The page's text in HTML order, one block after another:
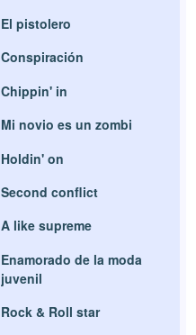
El pistolero
Conspiración
Chippin' in
Mi novio es un zombi
Holdin' on
Second conflict
A like supreme
Enamorado de la moda
juvenil
Rock & Roll star